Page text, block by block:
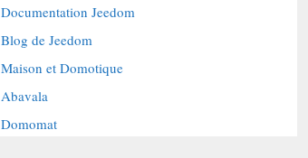
Documentation Jeedom
Blog de Jeedom
Maison et Domotique
Abavala
Domomat